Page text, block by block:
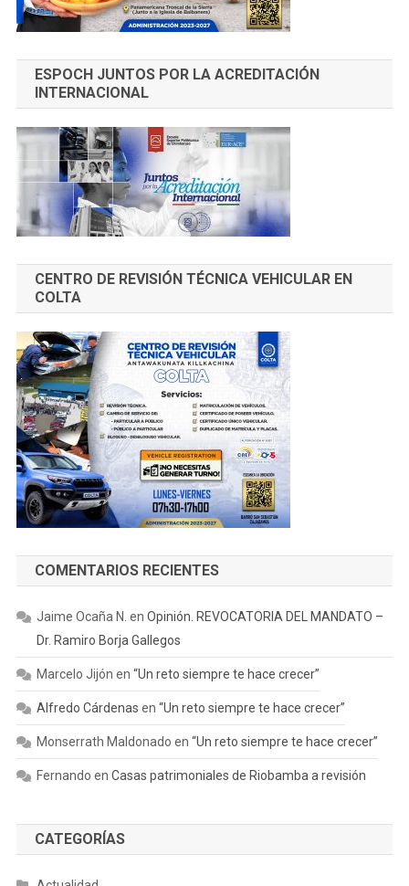
ESPOCH JUNTOS POR LA ACREDITACIÓN
INTERNACIONAL
CENTRO DE REVISIÓN TÉCNICA VEHICULAR EN
COLTA
COMENTARIOS RECIENTES
Jaime Ocaña N. en Opinión. REVOCATORIA DEL MANDATO –
Dr. Ramiro Borja Gallegos
Marcelo Jijón en “Un reto siempre te hace crecer”
Alfredo Cárdenas en “Un reto siempre te hace crecer”
Monserrath Maldonado en “Un reto siempre te hace crecer”
Fernando en Casas patrimoniales de Riobamba a revisión
CATEGORÍAS